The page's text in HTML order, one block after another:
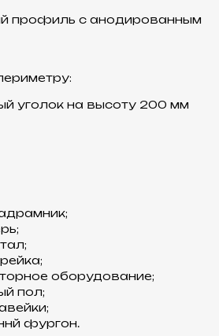
профиль с анодированным
уголок на высоту 200 мм
оборудование;
пол;
фургон.